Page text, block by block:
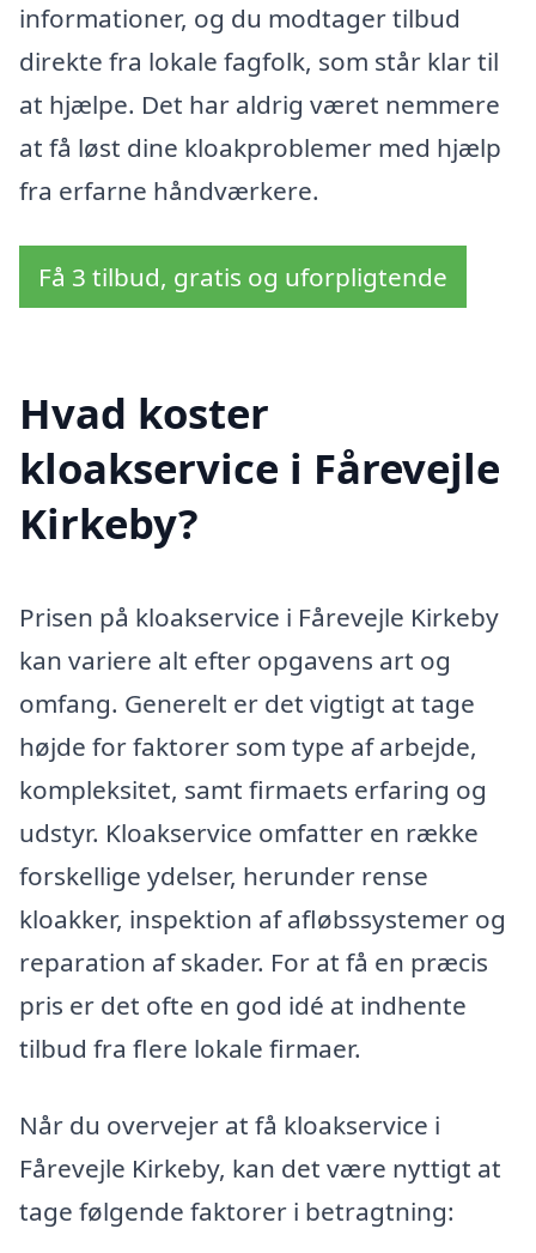
informationer, og du modtager tilbud
direkte fra lokale fagfolk, som står klar til
at hjælpe. Det har aldrig været nemmere
at få løst dine kloakproblemer med hjælp
fra erfarne håndværkere.
Få 3 tilbud, gratis og uforpligtende
Hvad koster
kloakservice i Fårevejle
Kirkeby?
Prisen på kloakservice i Fårevejle Kirkeby
kan variere alt efter opgavens art og
omfang. Generelt er det vigtigt at tage
højde for faktorer som type af arbejde,
kompleksitet, samt firmaets erfaring og
udstyr. Kloakservice omfatter en række
forskellige ydelser, herunder rense
kloakker, inspektion af afløbssystemer og
reparation af skader. For at få en præcis
pris er det ofte en god idé at indhente
tilbud fra flere lokale firmaer.
Når du overvejer at få kloakservice i
Fårevejle Kirkeby, kan det være nyttigt at
tage følgende faktorer i betragtning: